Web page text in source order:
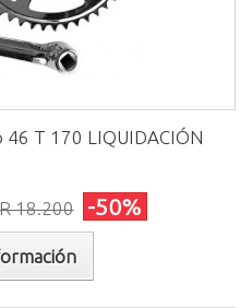
46 T 170 LIQUIDACIÓN
18.200 -50%